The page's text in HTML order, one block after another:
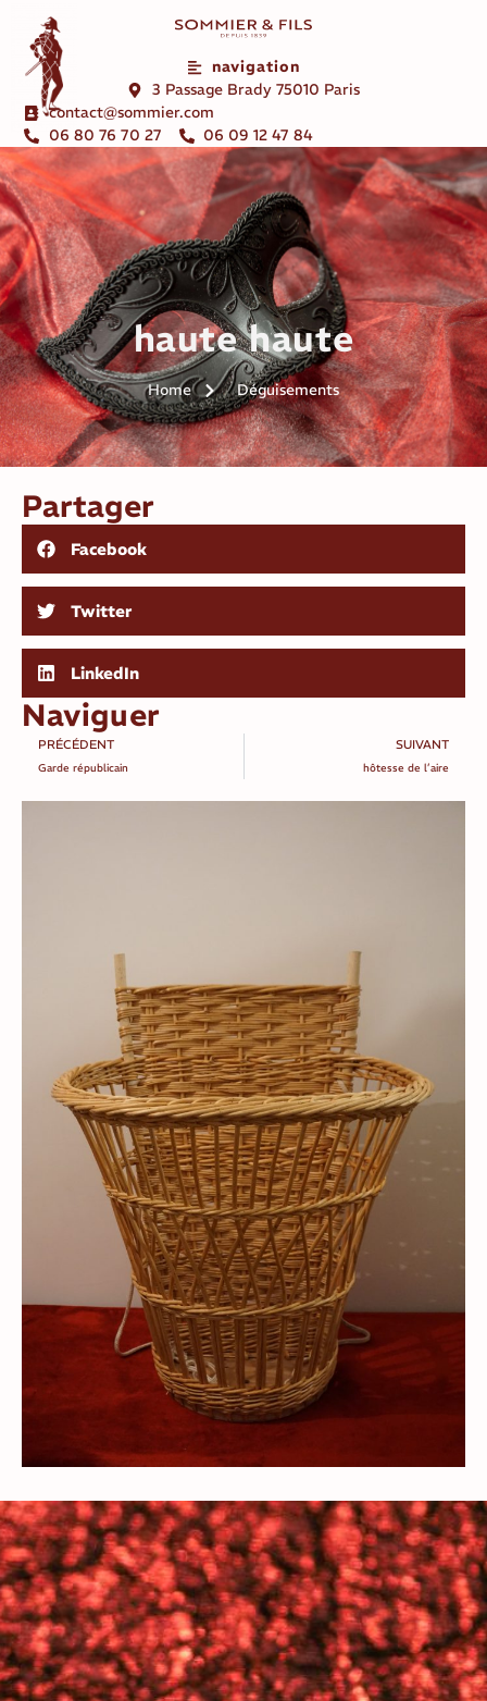
navigation
3 Passage Brady 75010 Paris
contact@sommier.com
06 80 76 70 27
06 09 12 47 84
haute haute
Home Déguisements
Partager
Facebook
Twitter
LinkedIn
Naviguer
PRÉCÉDENT
Garde républicain
SUIVANT
hôtesse de l’aire